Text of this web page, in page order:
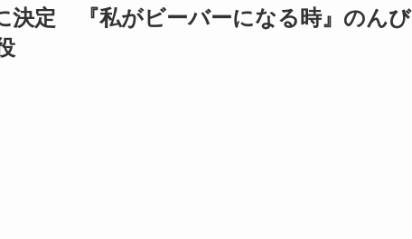
決定 『私がビーバーになる時』のんび